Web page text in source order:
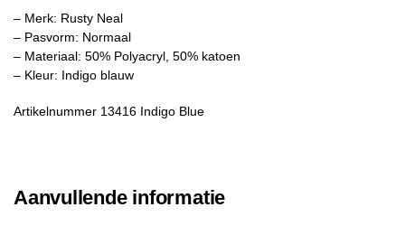
– Merk: Rusty Neal
– Pasvorm: Normaal
– Materiaal: 50% Polyacryl, 50% katoen
– Kleur: Indigo blauw
Artikelnummer 13416 Indigo Blue
Aanvullende informatie